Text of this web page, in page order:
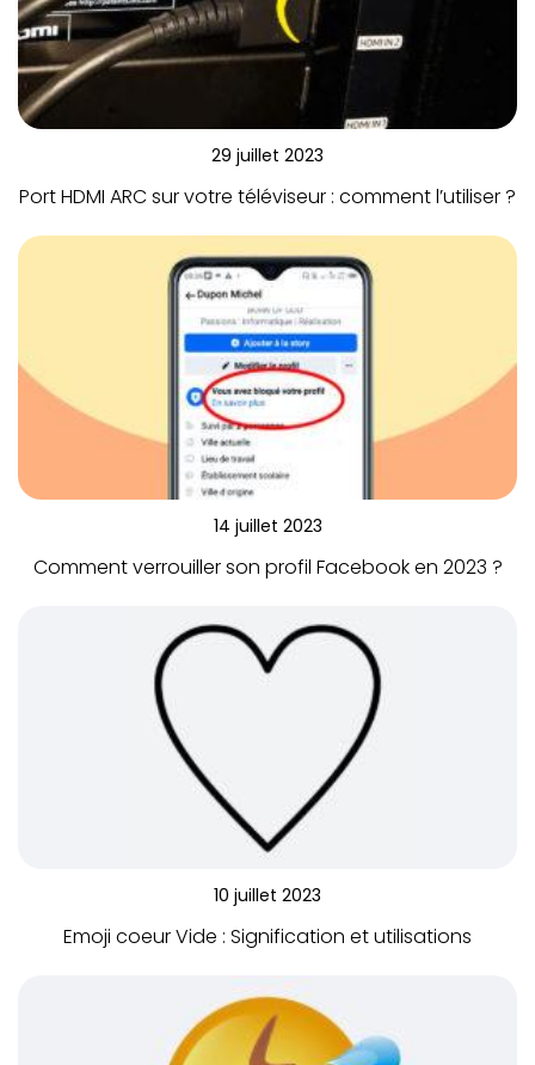
29 juillet 2023
Port HDMI ARC sur votre téléviseur : comment l’utiliser ?
14 juillet 2023
Comment verrouiller son profil Facebook en 2023 ?
10 juillet 2023
Emoji coeur Vide : Signification et utilisations